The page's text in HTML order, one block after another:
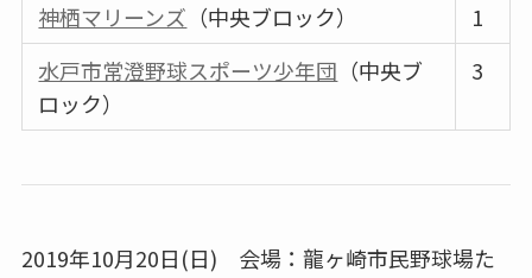
神栖マリーンズ （中央ブロック）
1
水戸市常澄野球スポーツ少年団 （中央ブ
ロック）
3
2019年10月20日(日) 会場：龍ヶ崎市民野球場た